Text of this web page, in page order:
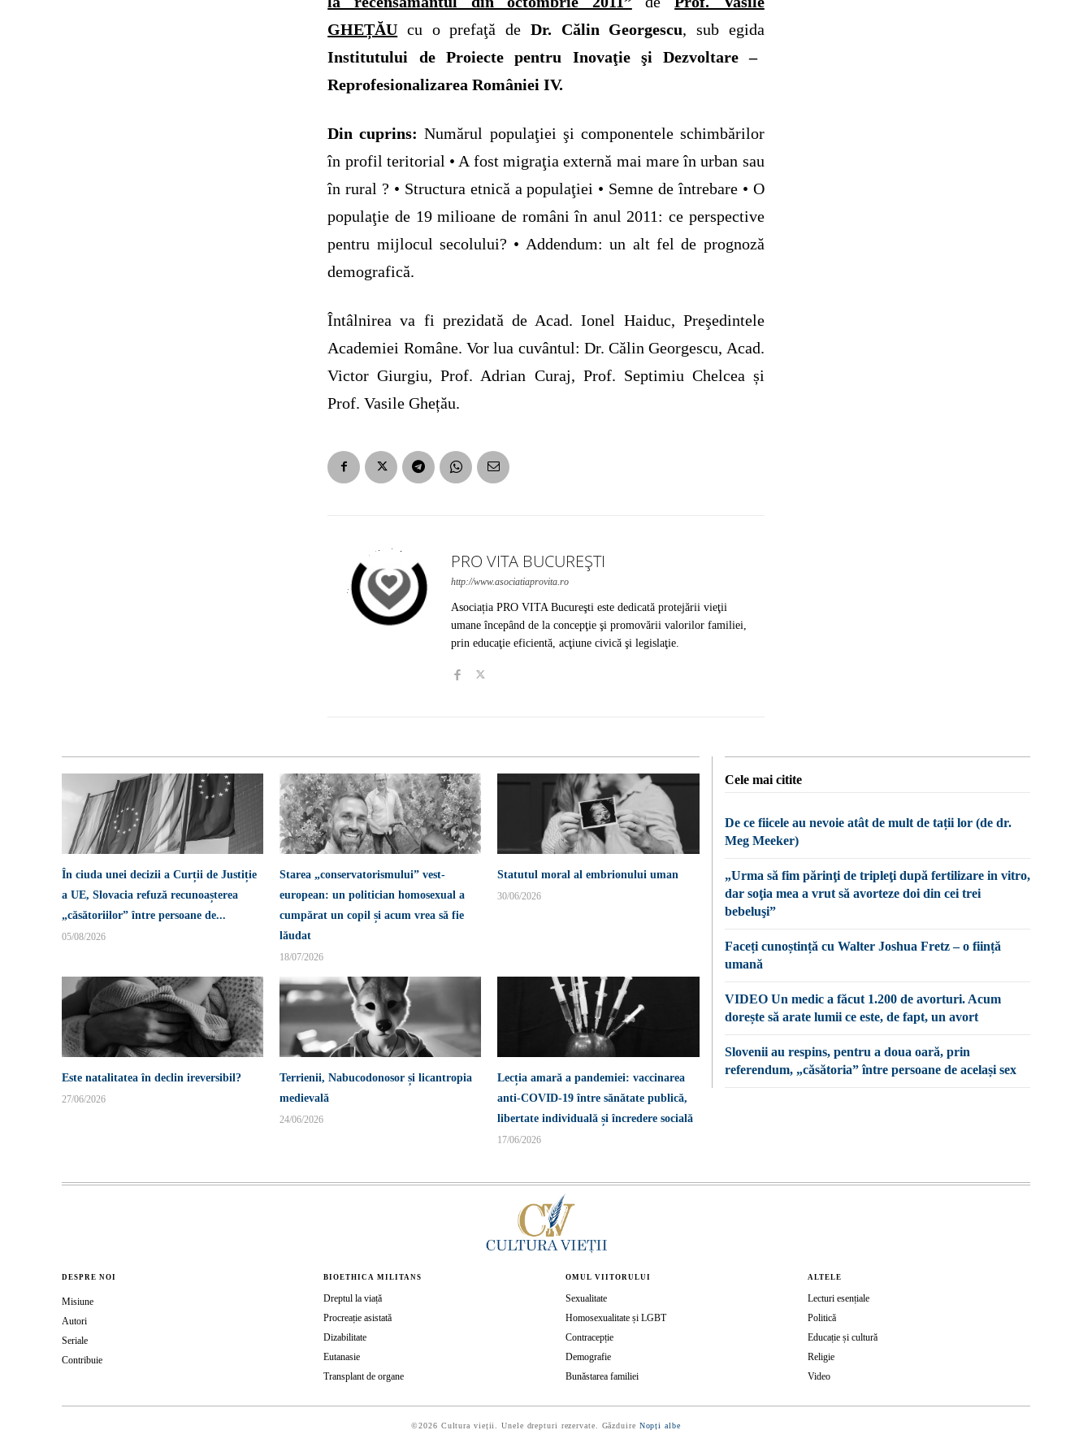
GHEȚĂU cu o prefaţă de Dr. Călin Georgescu, sub egida
Institutului de Proiecte pentru Inovaţie şi Dezvoltare –
Reprofesionalizarea României IV.
Din cuprins: Numărul populaţiei şi componentele schimbărilor
în profil teritorial • A fost migraţia externă mai mare în urban sau
în rural ? • Structura etnică a populaţiei • Semne de întrebare • O
populaţie de 19 milioane de români în anul 2011: ce perspective
pentru mijlocul secolului? • Addendum: un alt fel de prognoză
demografică.
Întâlnirea va fi prezidată de Acad. Ionel Haiduc, Preşedintele
Academiei Române. Vor lua cuvântul: Dr. Călin Georgescu, Acad.
Victor Giurgiu, Prof. Adrian Curaj, Prof. Septimiu Chelcea și
Prof. Vasile Ghețău.
PRO VITA BUCUREȘTI
http://www.asociatiaprovita.ro
Asociația PRO VITA Bucureşti este dedicată protejării vieţii
umane începând de la concepţie şi promovării valorilor familiei,
prin educaţie eficientă, acţiune civică şi legislaţie.
În ciuda unei decizii a Curții de Justiție
a UE, Slovacia refuză recunoașterea
„căsătoriilor” între persoane de...
05/08/2026
Starea „conservatorismului” vest-
european: un politician homosexual a
cumpărat un copil și acum vrea să fie
lăudat
18/07/2026
Statutul moral al embrionului uman
30/06/2026
Este natalitatea în declin ireversibil?
27/06/2026
Terrienii, Nabucodonosor și licantropia
medievală
24/06/2026
Lecția amară a pandemiei: vaccinarea
anti-COVID-19 între sănătate publică,
libertate individuală și încredere socială
17/06/2026
Cele mai citite
De ce fiicele au nevoie atât de mult de tații lor (de dr.
Meg Meeker)
„Urma să fim părinţi de tripleţi după fertilizare in vitro,
dar soţia mea a vrut să avorteze doi din cei trei
bebeluşi”
Faceți cunoștință cu Walter Joshua Fretz – o ființă
umană
VIDEO Un medic a făcut 1.200 de avorturi. Acum
dorește să arate lumii ce este, de fapt, un avort
Slovenii au respins, pentru a doua oară, prin
referendum, „căsătoria” între persoane de același sex
DESPRE NOI
Misiune
Autori
Seriale
Contribuie
BIOETHICA MILITANS
Dreptul la viață
Procreație asistată
Dizabilitate
Eutanasie
Transplant de organe
OMUL VIITORULUI
Sexualitate
Homosexualitate și LGBT
Contracepție
Demografie
Bunăstarea familiei
ALTELE
Lecturi esențiale
Politică
Educație și cultură
Religie
Video
©2026 Cultura vieții. Unele drepturi rezervate. Găzduire Nopți albe